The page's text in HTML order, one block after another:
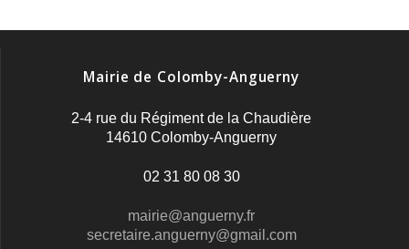
Mairie de Colomby-Anguerny
2-4 rue du Régiment de la Chaudière
14610 Colomby-Anguerny
02 31 80 08 30
mairie@anguerny.fr
secretaire.anguerny@gmail.com